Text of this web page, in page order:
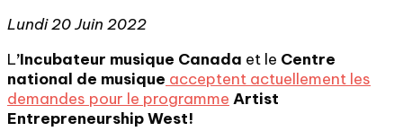
Lundi 20 Juin 2022
L’Incubateur musique Canada et le Centre
national de musique acceptent actuellement les
demandes pour le programme Artist
Entrepreneurship West!